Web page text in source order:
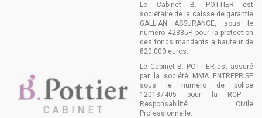
Le Cabinet B. POTTIER est
sociétaire de la caisse de garantie
GALLIAN ASSURANCE, sous le
numéro 42885P, pour la protection
des fonds mandants à hauteur de
820.000 euros.
Le Cabinet B. POTTIER est assuré
par la société MMA ENTREPRISE
sous le numéro de police
120137405 pour la RCP -
Responsabilité Civile
Professionnelle.